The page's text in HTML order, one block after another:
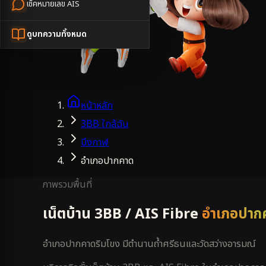
เช็คหมายเลข AIS
ดูบทความทั้งหมด
หน้าหลัก
3BB ใกล้ฉัน
บึงกาฬ
อำเภอปากคาด
ภาพรวมพื้นที่
เน็ตบ้าน 3BB / AIS Fibre อำเภอปา
อำเภอปากคาดริมโขง มีตำนานถ้ำศรีธนและวัดสว่างอารมณ์